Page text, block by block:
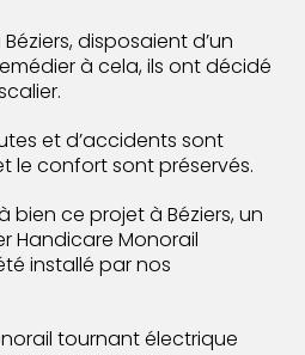
disposaient d’un
à cela, ils ont décidé
et d’accidents sont
le confort sont préservés.
bien ce projet à Béziers, un
Handicare Monorail
installé par nos
tournant électrique